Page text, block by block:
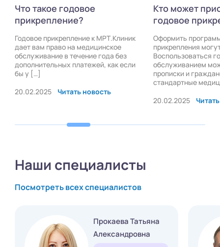
Что такое годовое
прикрепление?
Годовое прикрепление к МРТ.Клиник
дает вам право на медицинское
обслуживание в течение года без
дополнительных платежей, как если
бы у […]
20.02.2025
Читать новость
Кто может
годовое
Оформить
прикрепления
Воспользоваться
обслуживанием
прописки и
стандартные
20.02.2025
Наши специалисты
Посмотреть всех специалистов
Прокаева Татьяна
Александровна